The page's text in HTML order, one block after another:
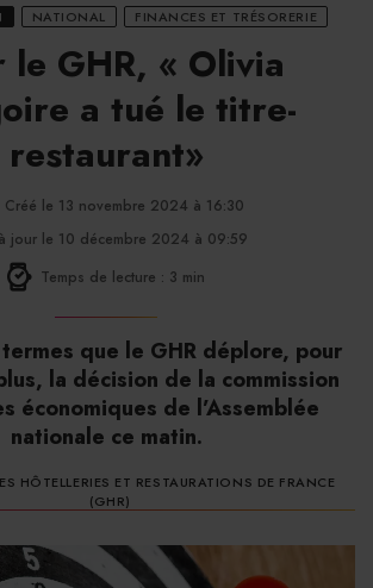
NATIONAL FINANCES ET TRÉSORERIE
le GHR, « Olivia
a tué le titre-
restaurant»
Créé le 13 novembre 2024 à 16:30
jour le 10 décembre 2024 à 09:59
Temps de lecture : 3 min
termes que le GHR déplore, pour
la décision de la commission
économiques de l’Assemblée
nationale ce matin.
HÔTELLERIES ET RESTAURATIONS DE FRANCE
(GHR)